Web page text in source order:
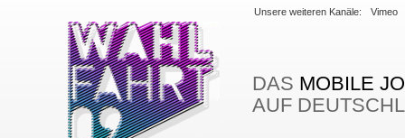
Unsere weiteren Kanäle: Vimeo
DAS MOBILE
AUF